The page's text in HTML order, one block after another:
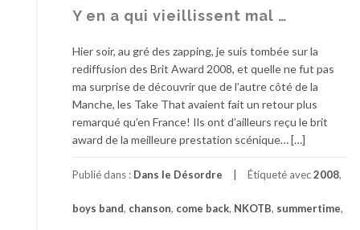
Y en a qui vieillissent mal …
Hier soir, au gré des zapping, je suis tombée sur la
rediffusion des Brit Award 2008, et quelle ne fut pas
ma surprise de découvrir que de l’autre côté de la
Manche, les Take That avaient fait un retour plus
remarqué qu’en France! Ils ont d’ailleurs reçu le brit
award de la meilleure prestation scénique… […]
Publié dans : Dans le Désordre Étiqueté avec2008,
boys band, chanson, come back, NKOTB, summertime,